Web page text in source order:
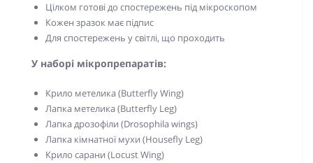
Цілком готові до спостережень під мікроскопом
Кожен зразок має підпис
Для спостережень у світлі, що проходить
У наборі мікропрепаратів:
Крило метелика (Butterfly Wing)
Лапка метелика (Butterfly Leg)
Лапка дрозофіли (Drosophila wings)
Лапка кімнатної мухи (Housefly Leg)
Крило сарани (Locust Wing)